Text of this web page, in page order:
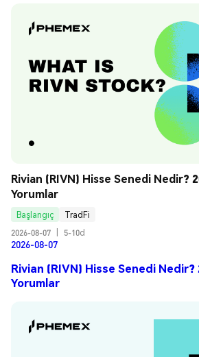
Rivian (RIVN) Hisse Senedi Nedir?
Yorumlar
Başlangıç
TradFi
2026-08-07
5-10d
2026-08-07
Rivian (RIVN) Hisse Senedi Nedir?
Yorumlar